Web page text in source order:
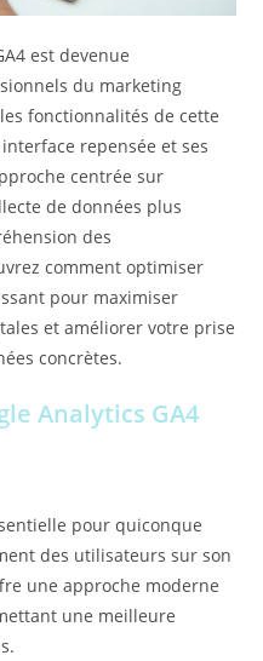
est devenue
du marketing
fonctionnalités de cette
repensée et ses
centrée sur
de données plus
des
comment optimiser
pour maximiser
et améliorer votre prise
concrètes.
Analytics GA4
pour quiconque
des utilisateurs sur son
une approche moderne
une meilleure